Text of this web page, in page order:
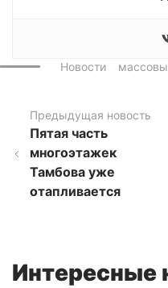
Новости
Предыдущая новость
Пятая часть
многоэтажек
Тамбова уже
отапливается
Интересные